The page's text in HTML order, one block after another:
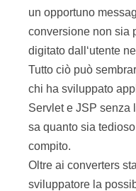
un opportuno
conversione non sia
digitato dall‘utente
Tutto ciò può
chi ha sviluppato
Servlet e JSP senza
sa quanto sia
compito.
Oltre ai converters
sviluppatore la